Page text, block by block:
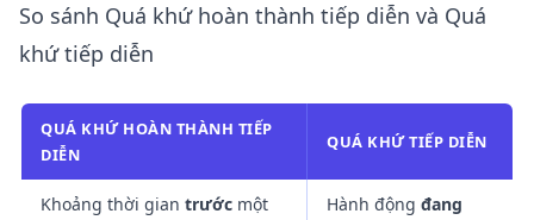
So sánh Quá khứ hoàn thành tiếp diễn và Quá
khứ tiếp diễn
QUÁ KHỨ HOÀN THÀNH TIẾP
DIỄN
QUÁ KHỨ TIẾP DIỄN
Khoảng thời gian trước một
Hành động đang